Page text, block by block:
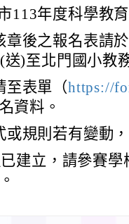
113年度科學教
章後之報名表請
送)至北門國小教
至表單（https://
資料。
或規則若有變動
建立，請參賽學